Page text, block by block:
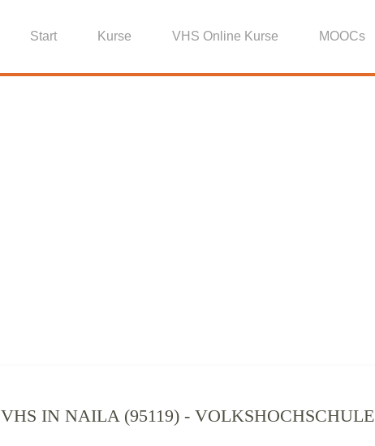
Start Kurse VHS Online Kurse MOOCs
VHS IN NAILA (95119) - VOLKSHOCHSCHULE